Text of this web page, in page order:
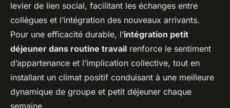
levier de lien social, facilitant les échanges entre
collègues et l’intégration des nouveaux arrivants.
Pour une efficacité durable, l’intégration petit
déjeuner dans routine travail renforce le sentiment
d’appartenance et l’implication collective, tout en
installant un climat positif conduisant à une meilleure
dynamique de groupe et petit déjeuner chaque